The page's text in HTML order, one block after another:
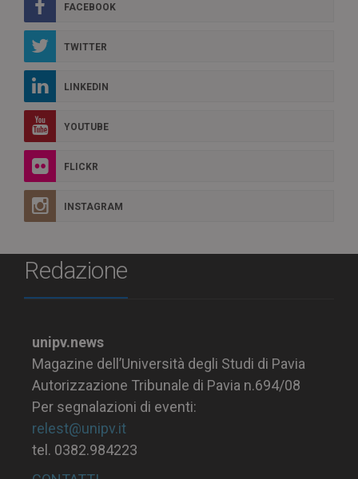
FACEBOOK
TWITTER
LINKEDIN
YOUTUBE
FLICKR
INSTAGRAM
Redazione
unipv.news
Magazine dell’Università degli Studi di Pavia
Autorizzazione Tribunale di Pavia n.694/08
Per segnalazioni di eventi:
relest@unipv.it
tel. 0382.984223